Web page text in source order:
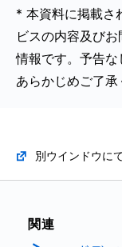
* 本資料に掲載さ
ビスの内容及び
情報です。予告な
あらかじめご了承
別ウインドウに
関連